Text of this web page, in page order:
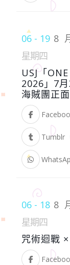
06 - 19 8
星期四
USJ「
2026」7
海賊團正
Tumblr
06 - 18 8
星期四
咒術迴戰